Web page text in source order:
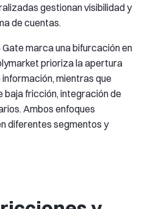
gestionan visibilidad y
de cuentas.
marca una bifurcación en
prioriza la apertura
mientras que
baja fricción, integración de
Ambos enfoques
diferentes segmentos y